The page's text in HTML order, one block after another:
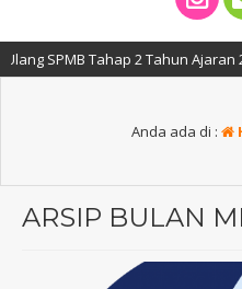
2 Tahun Ajaran 2026/2027
Anda ada di :
ARSIP BULAN